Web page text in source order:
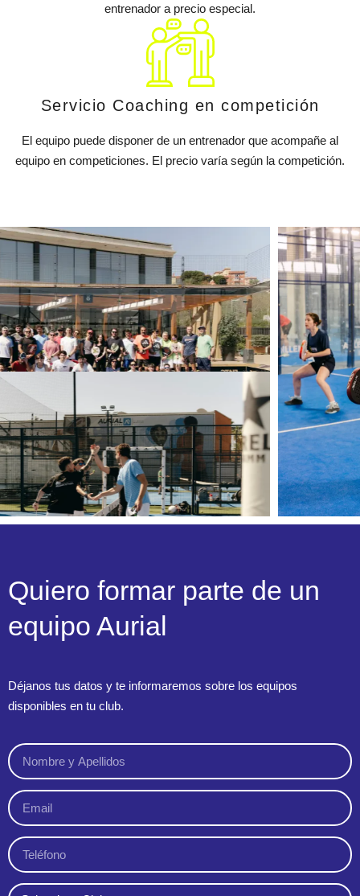
entrenador a precio especial.
Servicio Coaching en competición
El equipo puede disponer de un entrenador que acompañe al
equipo en competiciones. El precio varía según la competición.
Quiero formar parte de un
equipo Aurial
Déjanos tus datos y te informaremos sobre los equipos
disponibles en tu club.